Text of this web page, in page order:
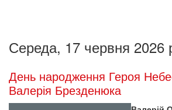
Середа, 17 червня 2026
День народження Героя
Валерія Брезденюка